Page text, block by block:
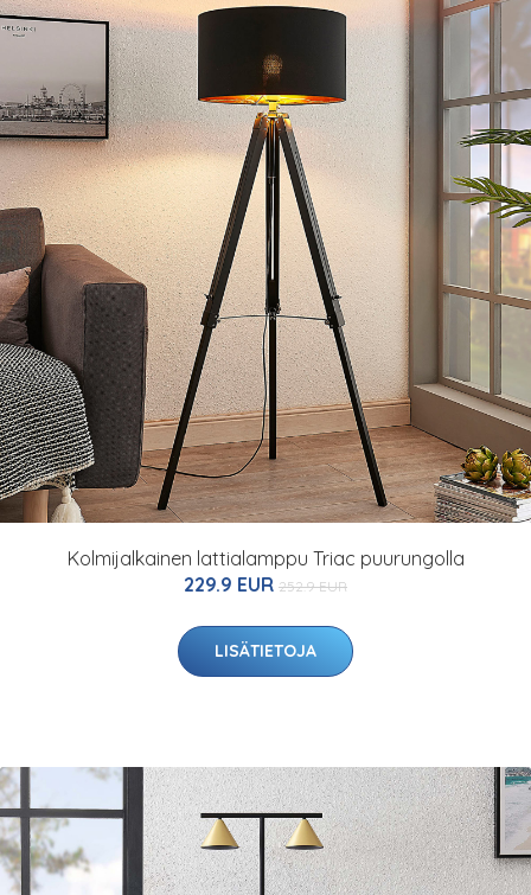
Kolmijalkainen lattialamppu Triac puurungolla
229.9 EUR 252.9 EUR
LISÄTIETOJA